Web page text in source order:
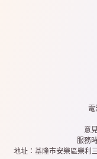
意
服務
地址：基隆市安樂區樂利